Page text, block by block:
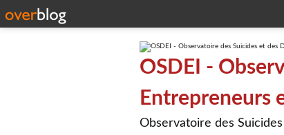
OSDEI -
Entrepreneurs
Observatoire des